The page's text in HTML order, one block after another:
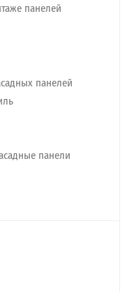
панелей
панелей
панели